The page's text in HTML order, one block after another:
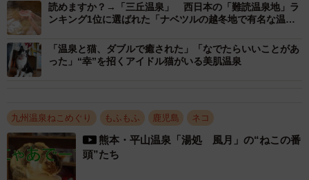
ろまで退散し、遠目にロビーを眺めていた。翌日、宿泊し
ていた家族連れの女性が、そんなユキの姿を見て、只野さ
んにこう言った。
読めますか？→「三丘温泉」 西日本の「難読温泉地」ラ
ンキング1位に選ばれた「ナベツルの越冬地で有名な温泉
「温泉と猫、ダブルで癒された」「なでたらいいことがあ
った」“幸”を招くアイドル猫がいる美肌温泉
九州温泉ねこめぐり もふもふ 鹿児島 ネコ
熊本・平山温泉「湯処 風月」の“ねこの番
頭”たち